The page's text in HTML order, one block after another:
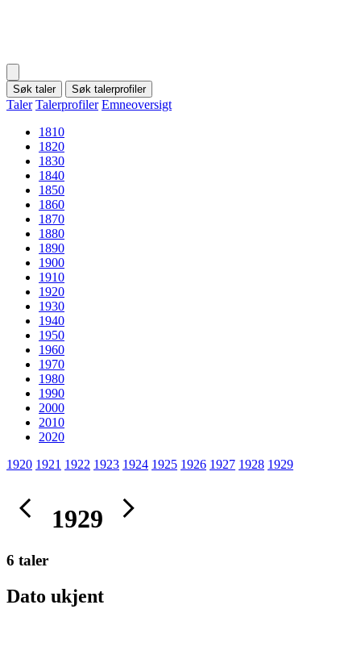
Søk taler Søk talerprofiler
Taler Talerprofiler Emneoversigt
1810
1820
1830
1840
1850
1860
1870
1880
1890
1900
1910
1920
1930
1940
1950
1960
1970
1980
1990
2000
2010
2020
1920 1921 1922 1923 1924 1925 1926 1927 1928 1929
1929
6 taler
Dato ukjent